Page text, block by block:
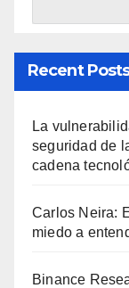
Recent
La
seguridad de
cadena
Carlos Neira:
miedo a
Binance